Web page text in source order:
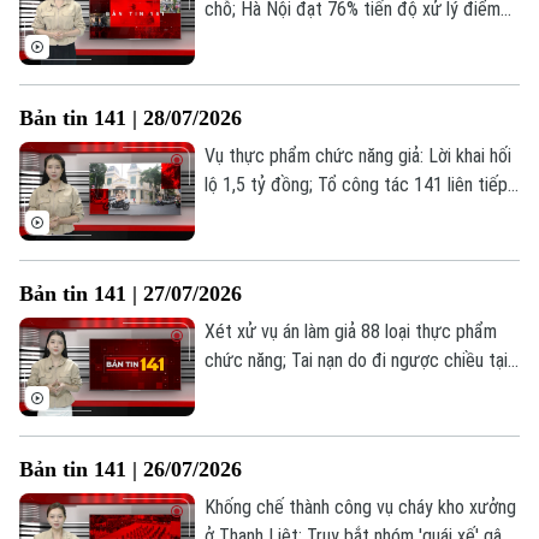
Âm nhạc
chỗ; Hà Nội đạt 76% tiến độ xử lý điểm
trong Bản tin 141 hôm nay.
Bản tin 141 | 28/07/2026
Vụ thực phẩm chức năng giả: Lời khai hối
lộ 1,5 tỷ đồng; Tổ công tác 141 liên tiếp
141 hôm nay.
Bản tin 141 | 27/07/2026
Xét xử vụ án làm giả 88 loại thực phẩm
chức năng; Tai nạn do đi ngược chiều tại
141 hôm nay.
Bản tin 141 | 26/07/2026
Khống chế thành công vụ cháy kho xưởng